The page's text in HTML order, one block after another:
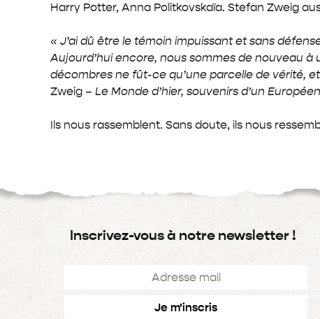
Harry Potter, Anna Politkovskaïa. Stefan Zweig
« J’ai dû être le témoin impuissant et sans
Aujourd’hui encore, nous sommes de nouveau
décombres ne fût-ce qu’une parcelle de vérité,
Zweig – Le Monde d’hier, souvenirs d’un
Ils nous rassemblent. Sans doute, ils nous
Inscrivez-vous à notre newsletter !